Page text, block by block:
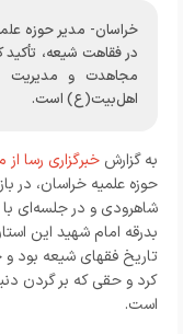
خراسان- مدیر حوزه
در فقاهت شیعه، تأکید
مجاهدت و مدیریت
اهل‌بیت(ع) است.
به گزارش خبرگزاری رسا
حوزه علمیه خراسان، در
شاهرودی و در جلسه‌ای
بدرقه امام شهید این
تاریخ فقهای شیعه بود و
کرد و حقی که بر گردن
است.